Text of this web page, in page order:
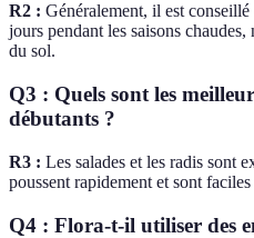
R2 : Généralement, il est
jours pendant les saisons
du sol.
Q3 : Quels sont les
débutants ?
R3 : Les salades et les radis sont
poussent rapidement et sont
Q4 : Flora-t-il utiliser des